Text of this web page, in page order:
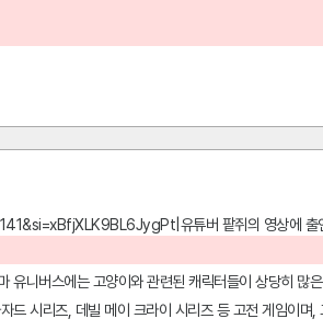
유튜버 팥쥐의 영상에 출
유니버스에는 고양이와 관련된 캐릭터들이 상당히 많
드 시리즈, 데빌 메이 크라이 시리즈 등 고전 게임이